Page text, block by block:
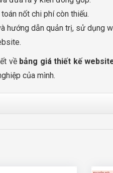
nốt chi phí còn thiếu.
hướng dẫn quản trị, sử dụng
về bảng giá thiết kế
của mình.